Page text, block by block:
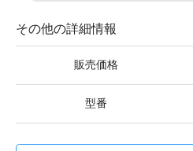
その他の詳細情報
販売価格
型番